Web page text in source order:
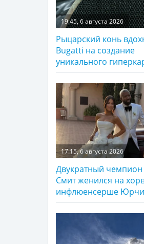
19:45, 6 августа 2026
Рыцарский конь
Bugatti на создание
уникального
17:15, 6 августа 2026
Двукратный
Смит женился на
инфлюенсерше